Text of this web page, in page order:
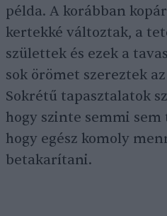
példa. A korábban
kertekké változtak, a
születtek és ezek a
sok örömet szereztek
Sokrétű tapasztalatok
hogy szinte semmi
hogy egész komoly
betakarítani.